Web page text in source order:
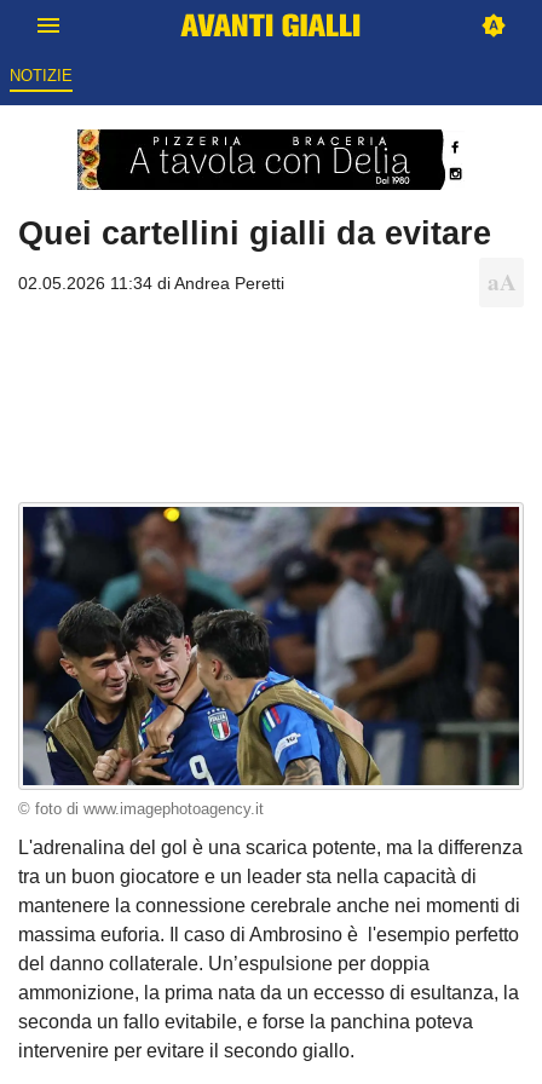
NOTIZIE
Quei cartellini gialli da evitare
02.05.2026 11:34 diAndrea Peretti
© foto di www.imagephotoagency.it
L'adrenalina del gol è una scarica potente, ma la differenza
tra un buon giocatore e un leader sta nella capacità di
mantenere la connessione cerebrale anche nei momenti di
massima euforia. Il caso di Ambrosino è l'esempio perfetto
del danno collaterale. Un’espulsione per doppia
ammonizione, la prima nata da un eccesso di esultanza, la
seconda un fallo evitabile, e forse la panchina poteva
intervenire per evitare il secondo giallo.